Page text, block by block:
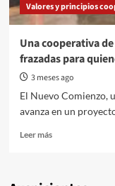
Valores y principios
Una cooperativa
frazadas para
3 meses ago
El Nuevo Comienzo,
avanza en un
Leer másRead